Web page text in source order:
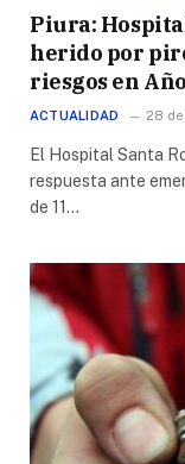
Piura:
herido por
riesgos en
ACTUALIDAD 28
El Hospital Santa
respuesta ante
de 11…